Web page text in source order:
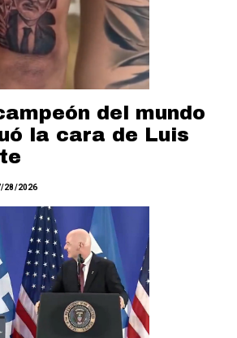
del mundo
la cara de Luis
28/2026